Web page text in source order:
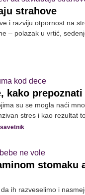
strahove
i razviju otpornost na
– polazak u vrtić,
kako
su se mogla naći
stres i kao rezultat
stomaku
ih razveselimo i